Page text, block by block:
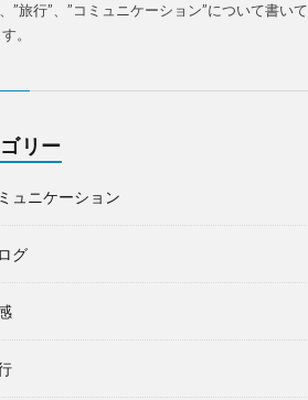
”旅行”、”コミュニケーション”について書いて
。
リー
ュニケーション
グ